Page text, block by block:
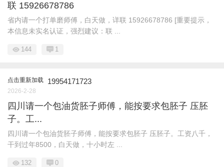
联 15926678786
省内请一个打单磨师傅，白天做，详联 15926678786 [重要提示，
本信息未实名认证，强烈建议：联 ...
144 1
点击重新加载 19954171723
2026-2-28
四川请一个包油货胚子师傅，能按要求包胚子 压胚
子。工...
四川请一个包油货胚子师傅，能按要求包胚子 压胚子。工资八千，
干到过年8500，白天做，十小时左 ...
132 0